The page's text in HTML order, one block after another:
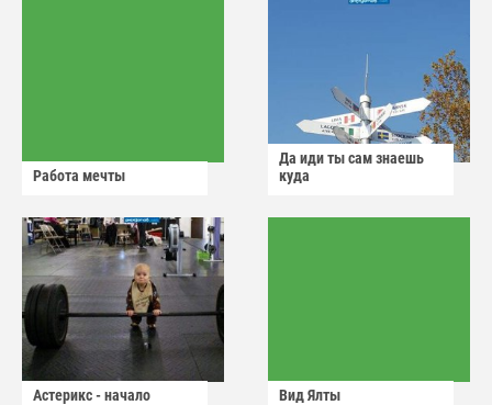
Работа мечты
Да иди ты сам знаешь
куда
Астерикс - начало Вид Ялты